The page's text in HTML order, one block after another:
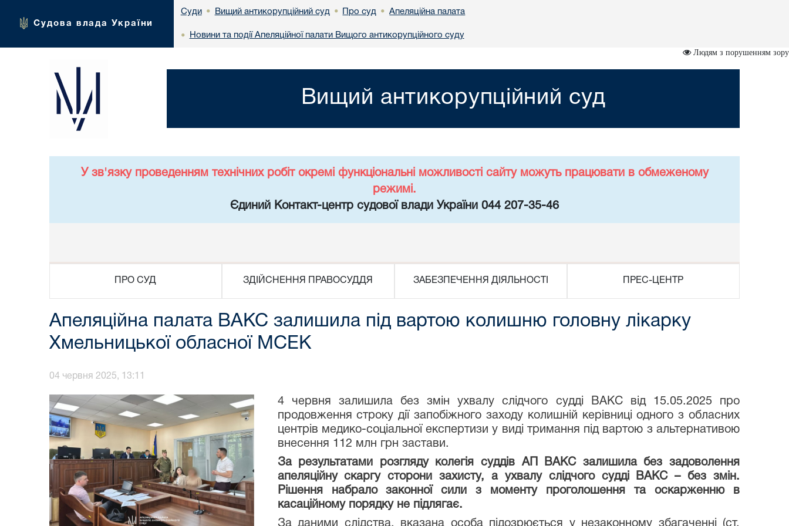
Судова влада України
Суди • Вищий антикорупційний суд • Про суд • Апеляційна палата
• Новини та події Апеляційної палати Вищого антикорупційного суду
Людям з порушенням зору
Вищий антикорупційний суд
У зв'язку проведенням технічних робіт окремі функціональні можливості сайту можуть працювати в обмеженому
режимі.
Єдиний Контакт-центр судової влади України 044 207-35-46
ПРО СУД ЗДІЙСНЕННЯ ПРАВОСУДДЯ ЗАБЕЗПЕЧЕННЯ ДІЯЛЬНОСТІ ПРЕС-ЦЕНТР
Апеляційна палата ВАКС залишила під вартою колишню головну лікарку
Хмельницької обласної МСЕК
04 червня 2025, 13:11
4 червня залишила без змін ухвалу слідчого судді ВАКС від 15.05.2025 про
продовження строку дії запобіжного заходу колишній керівниці одного з обласних
центрів медико-соціальної експертизи у виді тримання під вартою з альтернативою
внесення 112 млн грн застави.
За результатами розгляду колегія суддів АП ВАКС залишила без задоволення
апеляційну скаргу сторони захисту, а ухвалу слідчого судді ВАКС – без змін.
Рішення набрало законної сили з моменту проголошення та оскарженню в
касаційному порядку не підлягає.
За даними слідства, вказана особа підозрюється у незаконному збагаченні (ст.